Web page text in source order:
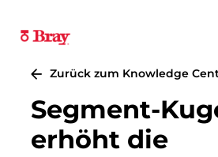
Zurück zum Knowledge
Segment-
erhöht die